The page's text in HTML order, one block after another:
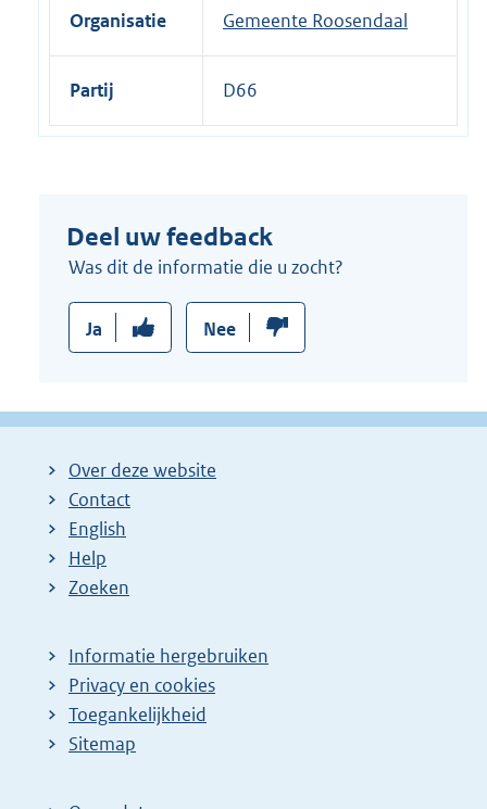
Organisatie Gemeente Roosendaal
Partij D66
Deel uw feedback
Was dit de informatie die u zocht?
Ja Nee
Over deze website
Contact
English
Help
Zoeken
Informatie hergebruiken
Privacy en cookies
Toegankelijkheid
Sitemap